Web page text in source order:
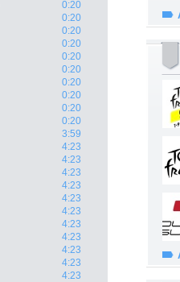
0:20
0:20
0:20
0:20
0:20
0:20
0:20
0:20
0:20
0:20
3:59
4:23
4:23
4:23
4:23
4:23
4:23
4:23
4:23
4:23
4:23
4:23